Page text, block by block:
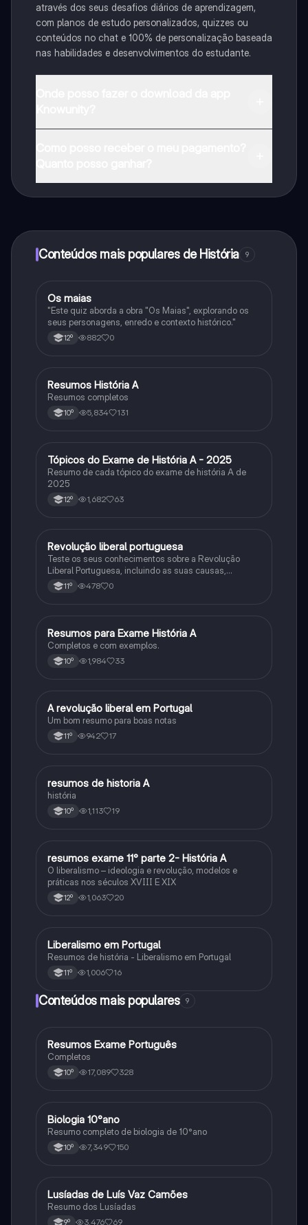
através dos seus desafios diários de aprendizagem,
com planos de estudo personalizados, quizzes ou
conteúdos no chat e 100% de personalização baseada
nas habilidades e desenvolvimentos do estudante.
Conteúdos mais populares de História 9
História
Os maias
"Este quiz aborda a obra "Os Maias", explorando os
seus personagens, enredo e contexto histórico."
12º 882 0
História
Resumos História A
Resumos completos
10º 5,834 131
História
Tópicos do Exame de História A - 2025
Resumo de cada tópico do exame de história A de
2025
12º 1,682 63
História
Revolução liberal portuguesa
Teste os seus conhecimentos sobre a Revolução
Liberal Portuguesa, incluindo as suas causas,
desenvolvimento e consequências.
11º 478 0
História
Resumos para Exame História A
Completos e com exemplos.
10º 1,984 33
História
A revolução liberal em Portugal
Um bom resumo para boas notas
11º 942 17
História
resumos de historia A
história
10º 1,113 19
História
resumos exame 11° parte 2- História A
O liberalismo – ideologia e revolução, modelos e
práticas nos séculos XVIII E XIX
12º 1,063 20
História
Liberalismo em Portugal
Resumos de história - Liberalismo em Portugal
11º 1,006 16
Conteúdos mais populares 9
Português
Resumos Exame Português
Completos
10º 17,089 328
Biologia
Biologia 10°ano
Resumo completo de biologia de 10°ano
10º 7,349 150
Português
Lusíadas de Luís Vaz Camões
Resumo dos Lusíadas
9º 3,476 69